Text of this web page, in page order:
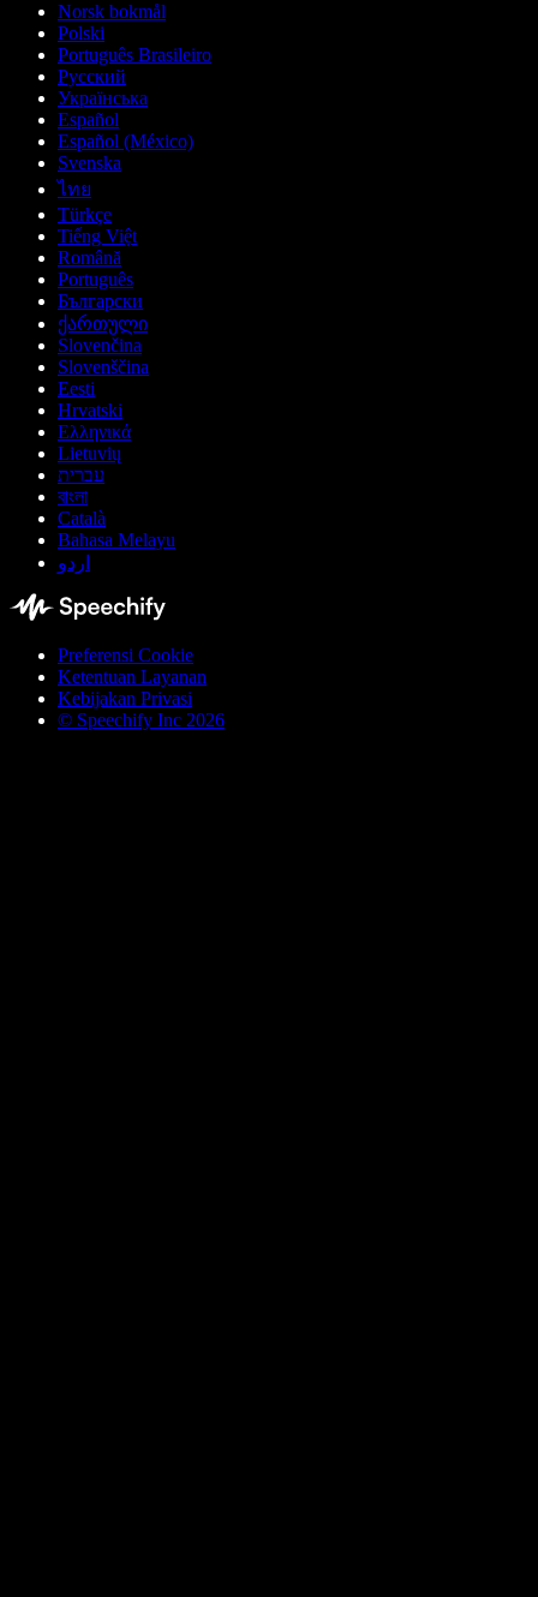
Norsk bokmål
Polski
Português Brasileiro
Русский
Українська
Español
Español (México)
Svenska
ไทย
Türkçe
Tiếng Việt
Română
Português
Български
ქართული
Slovenčina
Slovenščina
Eesti
Hrvatski
Ελληνικά
Lietuvių
עברית
বাংলা
Català
Bahasa Melayu
اردو
Preferensi Cookie
Ketentuan Layanan
Kebijakan Privasi
© Speechify Inc 2026